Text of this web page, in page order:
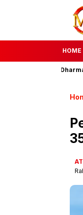
HOME
Perumda Dharma